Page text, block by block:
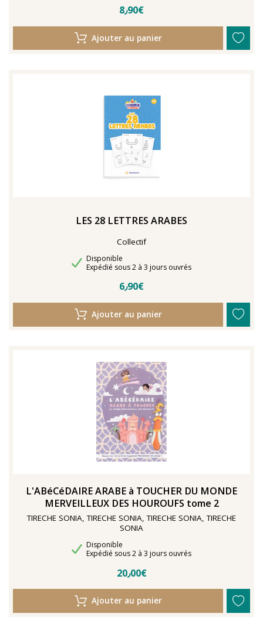
8٫90€
Ajouter au panier
LES 28 LETTRES ARABES
Collectif
Disponibilité
Disponible
Délais de livraison
Expédié sous 2 à 3 jours ouvrés
6٫90€
Ajouter au panier
L'ABéCéDAIRE ARABE à TOUCHER DU MONDE
MERVEILLEUX DES HOUROUFS tome 2
TIRECHE SONIA, TIRECHE SONIA, TIRECHE SONIA, TIRECHE
SONIA
Disponibilité
Disponible
Délais de livraison
Expédié sous 2 à 3 jours ouvrés
20٫00€
Ajouter au panier